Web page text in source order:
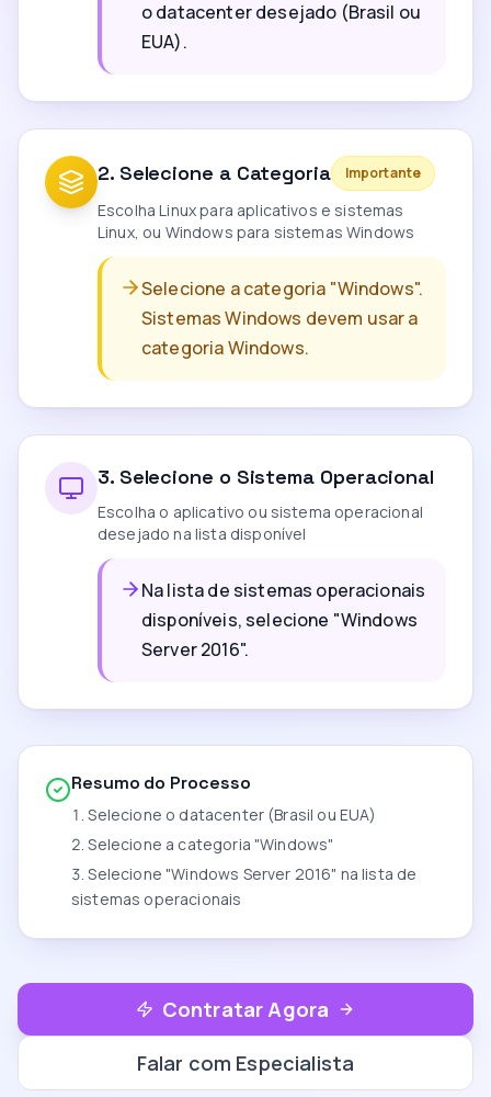
o datacenter desejado (Brasil ou
EUA).
2. Selecione a Categoria Importante
Escolha Linux para aplicativos e sistemas
Linux, ou Windows para sistemas Windows
Selecione a categoria "Windows".
Sistemas Windows devem usar a
categoria Windows.
3. Selecione o Sistema Operacional
Escolha o aplicativo ou sistema operacional
desejado na lista disponível
Na lista de sistemas operacionais
disponíveis, selecione "Windows
Server 2016".
Resumo do Processo
Selecione o datacenter (Brasil ou EUA)
Selecione a categoria "Windows"
Selecione "Windows Server 2016" na lista de
sistemas operacionais
Contratar Agora
Falar com Especialista